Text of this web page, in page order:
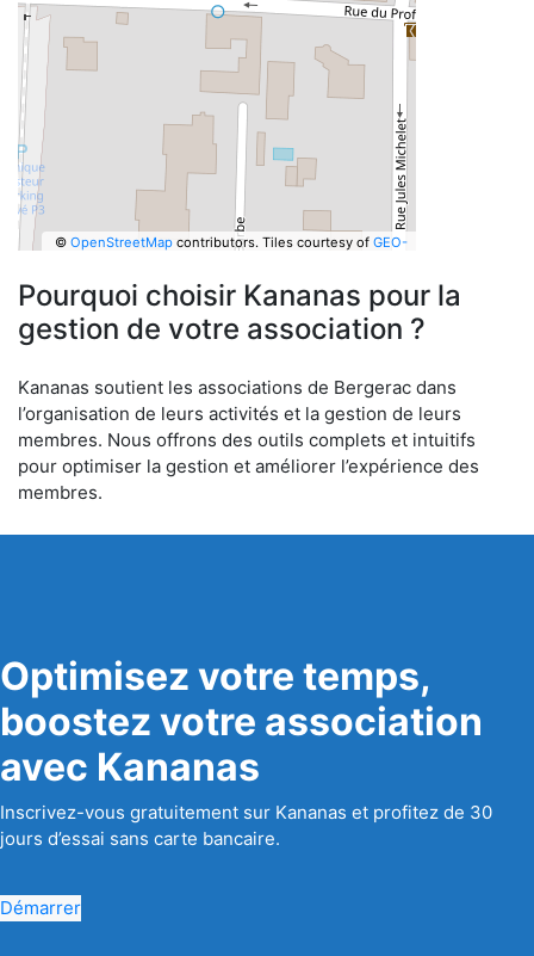
© OpenStreetMapcontributors. Tiles courtesy of GEO-
Pourquoi choisir Kananas pour la
gestion de votre association ?
Kananas soutient les associations de Bergerac dans
l’organisation de leurs activités et la gestion de leurs
membres. Nous offrons des outils complets et intuitifs
pour optimiser la gestion et améliorer l’expérience des
membres.
Optimisez votre temps,
boostez votre association
avec Kananas
Inscrivez-vous gratuitement sur Kananas et profitez de 30
jours d’essai sans carte bancaire.
Démarrer